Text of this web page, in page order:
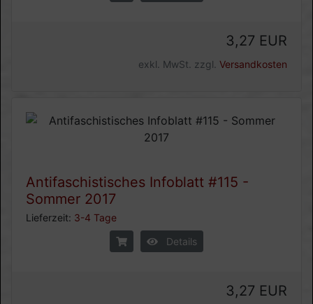
3,27 EUR
exkl. MwSt. zzgl. Versandkosten
Antifaschistisches Infoblatt #115 -
Sommer 2017
Lieferzeit: 3-4 Tage
Details
3,27 EUR